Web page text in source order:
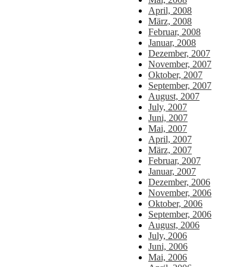
April, 2008
März, 2008
Februar, 2008
Januar, 2008
Dezember, 2007
November, 2007
Oktober, 2007
September, 2007
August, 2007
July, 2007
Juni, 2007
Mai, 2007
April, 2007
März, 2007
Februar, 2007
Januar, 2007
Dezember, 2006
November, 2006
Oktober, 2006
September, 2006
August, 2006
July, 2006
Juni, 2006
Mai, 2006